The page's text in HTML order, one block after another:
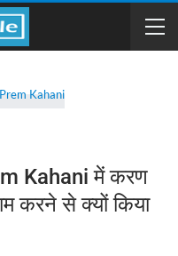
Kahani में करण
करने से क्यों किया